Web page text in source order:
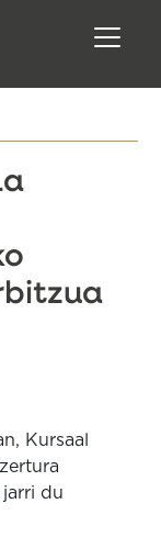
Kursaal
du